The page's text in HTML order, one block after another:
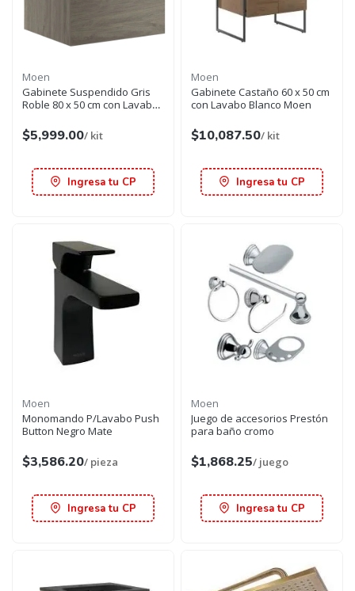
Moen
Gabinete Suspendido Gris
Roble 80 x 50 cm con Lavabo
$5,999.00/ kit
Ingresa tu CP
Moen
Gabinete Castaño 60 x 50 cm
con Lavabo Blanco Moen
$10,087.50/ kit
Ingresa tu CP
Moen
Monomando P/Lavabo Push
Button Negro Mate
$3,586.20/ pieza
Ingresa tu CP
Moen
Juego de accesorios Prestón
para baño cromo
$1,868.25/ juego
Ingresa tu CP